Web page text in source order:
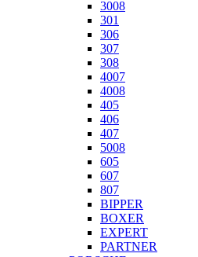
3008
301
306
307
308
4007
4008
405
406
407
5008
605
607
807
BIPPER
BOXER
EXPERT
PARTNER